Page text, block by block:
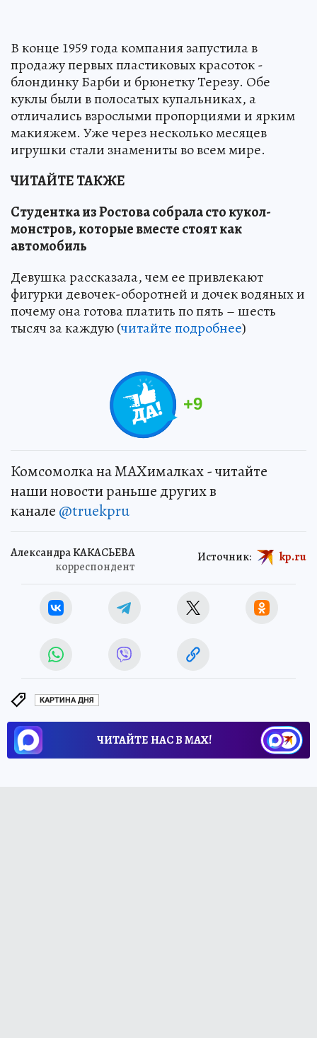
В конце 1959 года компания запустила в
продажу первых пластиковых красоток -
блондинку Барби и брюнетку Терезу. Обе
куклы были в полосатых купальниках, а
отличались взрослыми пропорциями и ярким
макияжем. Уже через несколько месяцев
игрушки стали знамениты во всем мире.
ЧИТАЙТЕ ТАКЖЕ
Студентка из Ростова собрала сто кукол-
монстров, которые вместе стоят как
автомобиль
Девушка рассказала, чем ее привлекают
фигурки девочек-оборотней и дочек водяных и
почему она готова платить по пять – шесть
тысяч за каждую (читайте подробнее)
+9
Комсомолка на MAXималках - читайте
наши новости раньше других в
канале @truekpru
Александра КАКАСЬЕВА
корреспондент
Источник: kp.ru
КАРТИНА ДНЯ
ЧИТАЙТЕ НАС В МАХ!